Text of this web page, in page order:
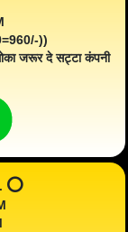
))
जरूर दे सट्टा कंपनी
⭕️